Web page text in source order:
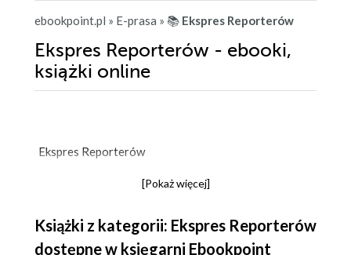
ebookpoint.pl » E-prasa » 📚 Ekspres Reporterów
Ekspres Reporterów - ebooki,
książki online
Ekspres Reporterów
[Pokaż więcej]
Książki z kategorii: Ekspres Reporterów
dostępne w księgarni Ebookpoint